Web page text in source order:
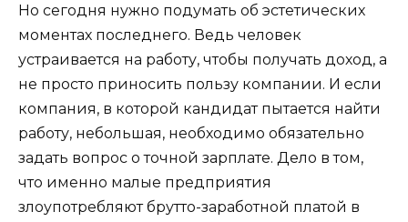
Но сегодня нужно подумать об эстетических
моментах последнего. Ведь человек
устраивается на работу, чтобы получать доход, а
не просто приносить пользу компании. И если
компания, в которой кандидат пытается найти
работу, небольшая, необходимо обязательно
задать вопрос о точной зарплате. Дело в том,
что именно малые предприятия
злоупотребляют брутто-заработной платой в